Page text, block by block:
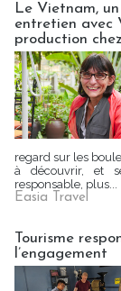
Le Vietnam,
entretien avec
production
regard sur les
à découvrir, et
responsable, plus...
Easia Travel
Tourisme
l’engagement